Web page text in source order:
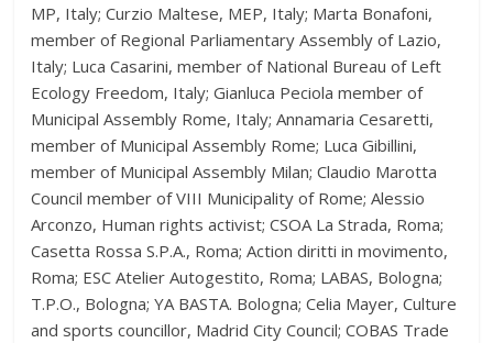
MP, Italy; Curzio Maltese, MEP, Italy; Marta Bonafoni,
member of Regional Parliamentary Assembly of Lazio,
Italy; Luca Casarini, member of National Bureau of Left
Ecology Freedom, Italy; Gianluca Peciola member of
Municipal Assembly Rome, Italy; Annamaria Cesaretti,
member of Municipal Assembly Rome; Luca Gibillini,
member of Municipal Assembly Milan; Claudio Marotta
Council member of VIII Municipality of Rome; Alessio
Arconzo, Human rights activist; CSOA La Strada, Roma;
Casetta Rossa S.P.A., Roma; Action diritti in movimento,
Roma; ESC Atelier Autogestito, Roma; LABAS, Bologna;
T.P.O., Bologna; YA BASTA. Bologna; Celia Mayer, Culture
and sports councillor, Madrid City Council; COBAS Trade